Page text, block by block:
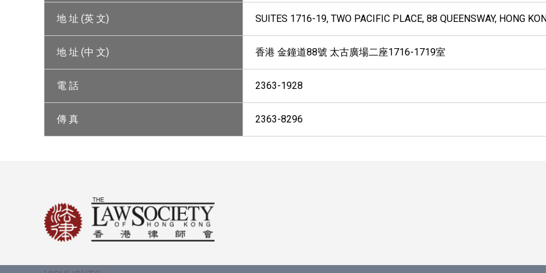
地 址 (英 文) SUITES 1716-19, TWO PACIFIC PLACE, 88 QUEENSWAY, HONG
地 址 (中 文) 香港 金鐘道88號 太古廣場二座1716-1719室
電 話 2363-1928
傳 真 2363-8296